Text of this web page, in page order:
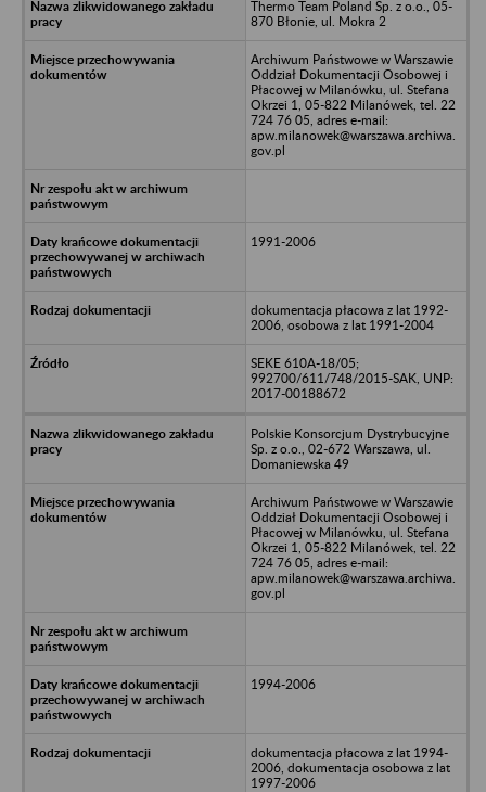
Thermo Team Poland Sp. z o.o., 05-
870 Błonie, ul. Mokra 2
Archiwum Państwowe w Warszawie
Oddział Dokumentacji Osobowej i
Płacowej w Milanówku, ul. Stefana
Okrzei 1, 05-822 Milanówek, tel. 22
724 76 05, adres e-mail:
apw.milanowek@warszawa.archiwa.
gov.pl
1991-2006
dokumentacja płacowa z lat 1992-
2006, osobowa z lat 1991-2004
SEKE 610A-18/05;
992700/611/748/2015-SAK, UNP:
2017-00188672
Polskie Konsorcjum Dystrybucyjne
Sp. z o.o., 02-672 Warszawa, ul.
Domaniewska 49
Archiwum Państwowe w Warszawie
Oddział Dokumentacji Osobowej i
Płacowej w Milanówku, ul. Stefana
Okrzei 1, 05-822 Milanówek, tel. 22
724 76 05, adres e-mail:
apw.milanowek@warszawa.archiwa.
gov.pl
1994-2006
dokumentacja płacowa z lat 1994-
2006, dokumentacja osobowa z lat
1997-2006